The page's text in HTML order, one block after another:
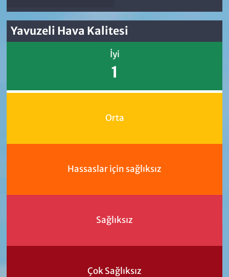
Yavuzeli Hava Kalitesi
İyi
1
Orta
Hassaslar için sağlıksız
Sağlıksız
Çok Sağlıksız